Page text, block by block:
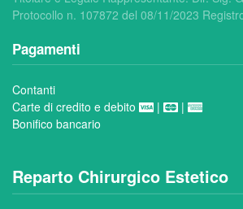
Protocollo n. 107872 del 08/11/2023
Pagamenti
Contanti
Carte di credito e debito
|
|
Bonifico bancario
Reparto Chirurgico Estetico